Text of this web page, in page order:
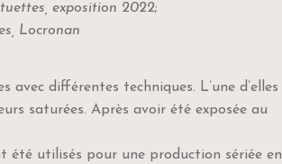
exposition 2022;
Locronan
différentes techniques. L’une d’elles
saturées. Après avoir été exposée au
été utilisés pour une production sériée en